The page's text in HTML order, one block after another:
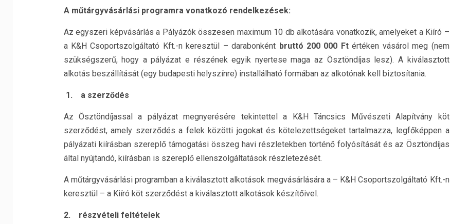
A műtárgyvásárlási programra vonatkozó rendelkezések:
Az egyszeri képvásárlás a Pályázók összesen maximum 10 db alkotására vonatkozik, amelyeket a Kiíró –
a K&H Csoportszolgáltató Kft.-n keresztül – darabonként bruttó 200 000 Ftértéken vásárol meg (nem
szükségszerű, hogy a pályázat e részének egyik nyertese maga az Ösztöndíjas lesz). A kiválasztott
alkotás beszállítását (egy budapesti helyszínre) installálható formában az alkotónak kell biztosítania.
1. a szerződés
Az Ösztöndíjassal a pályázat megnyerésére tekintettel a K&H Táncsics Művészeti Alapítvány köt
szerződést, amely szerződés a felek közötti jogokat és kötelezettségeket tartalmazza, legfőképpen a
pályázati kiírásban szereplő támogatási összeg havi részletekben történő folyósítását és az Ösztöndíjas
által nyújtandó, kiírásban is szereplő ellenszolgáltatások részletezését.
A műtárgyvásárlási programban a kiválasztott alkotások megvásárlására a – K&H Csoportszolgáltató Kft.-n
keresztül – a Kiíró köt szerződést a kiválasztott alkotások készítőivel.
2. részvételi feltételek